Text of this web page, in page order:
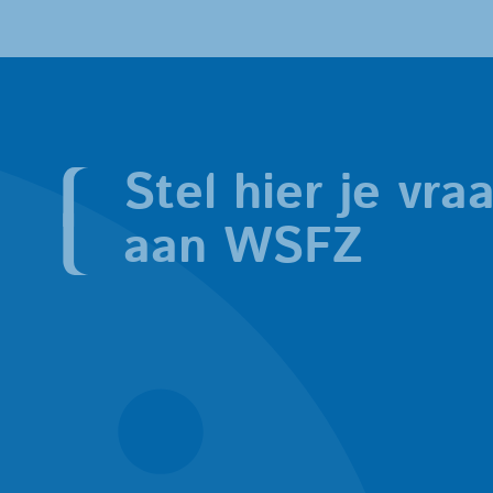
Stel hier je
aan WSFZ